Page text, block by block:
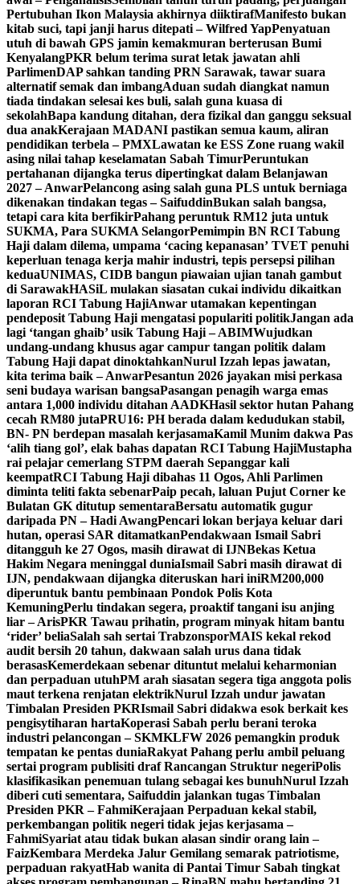
Pertubuhan Ikon Malaysia akhirnya diiktirafManifesto bukan
kitab suci, tapi janji harus ditepati – Wilfred YapPenyatuan
utuh di bawah GPS jamin kemakmuran berterusan Bumi
KenyalangPKR belum terima surat letak jawatan ahli
ParlimenDAP sahkan tanding PRN Sarawak, tawar suara
alternatif semak dan imbangAduan sudah diangkat namun
tiada tindakan selesai kes buli, salah guna kuasa di
sekolahBapa kandung ditahan, dera fizikal dan ganggu seksual
dua anakKerajaan MADANI pastikan semua kaum, aliran
pendidikan terbela – PMXLawatan ke ESS Zone ruang wakil
asing nilai tahap keselamatan Sabah TimurPeruntukan
pertahanan dijangka terus dipertingkat dalam Belanjawan
2027 – AnwarPelancong asing salah guna PLS untuk berniaga
dikenakan tindakan tegas – SaifuddinBukan salah bangsa,
tetapi cara kita berfikirPahang peruntuk RM12 juta untuk
SUKMA, Para SUKMA SelangorPemimpin BN RCI Tabung
Haji dalam dilema, umpama ‘cacing kepanasan’ TVET penuhi
keperluan tenaga kerja mahir industri, tepis persepsi pilihan
keduaUNIMAS, CIDB bangun piawaian ujian tanah gambut
di SarawakHASiL mulakan siasatan cukai individu dikaitkan
laporan RCI Tabung HajiAnwar utamakan kepentingan
pendeposit Tabung Haji mengatasi populariti politikJangan ada
lagi ‘tangan ghaib’ usik Tabung Haji – ABIMWujudkan
undang-undang khusus agar campur tangan politik dalam
Tabung Haji dapat dinoktahkanNurul Izzah lepas jawatan,
kita terima baik – AnwarPesantun 2026 jayakan misi perkasa
seni budaya warisan bangsaPasangan penagih warga emas
antara 1,000 individu ditahan AADKHasil sektor hutan Pahang
cecah RM80 jutaPRU16: PH berada dalam kedudukan stabil,
BN- PN berdepan masalah kerjasamaKamil Munim dakwa Pas
‘alih tiang gol’, elak bahas dapatan RCI Tabung HajiMustapha
rai pelajar cemerlang STPM daerah Sepanggar kali
keempatRCI Tabung Haji dibahas 11 Ogos, Ahli Parlimen
diminta teliti fakta sebenarPaip pecah, laluan Pujut Corner ke
Bulatan GK ditutup sementaraBersatu automatik gugur
daripada PN – Hadi AwangPencari lokan berjaya keluar dari
hutan, operasi SAR ditamatkanPendakwaan Ismail Sabri
ditangguh ke 27 Ogos, masih dirawat di IJNBekas Ketua
Hakim Negara meninggal duniaIsmail Sabri masih dirawat di
IJN, pendakwaan dijangka diteruskan hari iniRM200,000
diperuntuk bantu pembinaan Pondok Polis Kota
KemuningPerlu tindakan segera, proaktif tangani isu anjing
liar – ArisPKR Tawau prihatin, program minyak hitam bantu
‘rider’ beliaSalah sah sertai TrabzonsporMAIS kekal rekod
audit bersih 20 tahun, dakwaan salah urus dana tidak
berasasKemerdekaan sebenar dituntut melalui keharmonian
dan perpaduan utuhPM arah siasatan segera tiga anggota polis
maut terkena renjatan elektrikNurul Izzah undur jawatan
Timbalan Presiden PKRIsmail Sabri didakwa esok berkait kes
pengisytiharan hartaKoperasi Sabah perlu berani teroka
industri pelancongan – SKMKLFW 2026 pemangkin produk
tempatan ke pentas duniaRakyat Pahang perlu ambil peluang
sertai program publisiti draf Rancangan Struktur negeriPolis
klasifikasikan penemuan tulang sebagai kes bunuhNurul Izzah
diberi cuti sementara, Saifuddin jalankan tugas Timbalan
Presiden PKR – FahmiKerajaan Perpaduan kekal stabil,
perkembangan politik negeri tidak jejas kerjasama –
FahmiSyariat atau tidak bukan alasan sindir orang lain –
FaizKembara Merdeka Jalur Gemilang semarak patriotisme,
perpaduan rakyatHab wanita di Pantai Timur Sabah tingkat